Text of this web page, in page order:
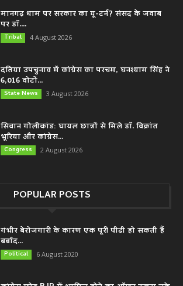
मानगढ़ धाम पर सरकार का यू-टर्न? संसद के जवाब
पर डॉ....
Tribal 4 August 2026
दतिया उपचुनाव में कांग्रेस का परचम, घनश्याम सिंह ने
6,016 वोटों...
State News 3 August 2026
सिवान गोलीकांड: घायल छात्रों से मिले डॉ. विक्रांत
भूरिया और कांग्रेस...
Congress 2 August 2026
POPULAR POSTS
गंभीर बेरोजगारी के कारण एक पूरी पीढी हो सकती हैं
बर्बाद...
Political 6 August 2020